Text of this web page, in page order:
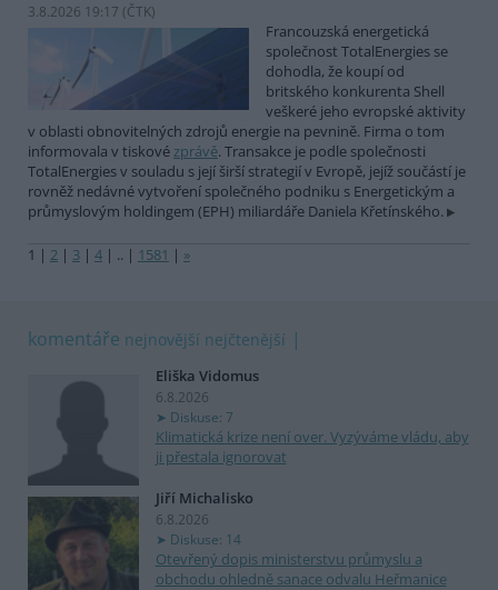
3.8.2026 19:17 (ČTK)
Francouzská energetická
společnost TotalEnergies se
dohodla, že koupí od
britského konkurenta Shell
veškeré jeho evropské aktivity
v oblasti obnovitelných zdrojů energie na pevnině. Firma o tom
informovala v tiskovézprávě. Transakce je podle společnosti
TotalEnergies v souladu s její širší strategií v Evropě, jejíž součástí je
rovněž nedávné vytvoření společného podniku s Energetickým a
průmyslovým holdingem (EPH) miliardáře Daniela Křetínského.
1 | 2 | 3 | 4 | .. | 1581 | »
komentáře nejnovější nejčtenější
Eliška Vidomus
6.8.2026
Diskuse: 7
Klimatická krize není over. Vyzýváme vládu, aby
ji přestala ignorovat
Jiří Michalisko
6.8.2026
Diskuse: 14
Otevřený dopis ministerstvu průmyslu a
obchodu ohledně sanace odvalu Heřmanice